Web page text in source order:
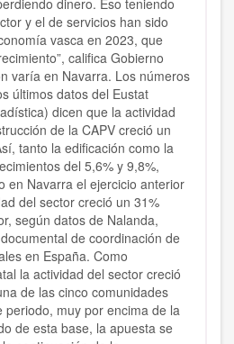
dinero. Eso teniendo
y el de servicios han sido
vasca en 2023, que
califica Gobierno
varía en Navarra. Los números
últimos datos del Eustat
dicen que la actividad
de la CAPV creció un
tanto la edificación como la
del 5,6% y 9,8%,
en Navarra el ejercicio anterior
del sector creció un 31%
según datos de Nalanda,
de coordinación de
en España. Como
la actividad del sector creció
de las cinco comunidades
periodo, muy por encima de la
de esta base, la apuesta se